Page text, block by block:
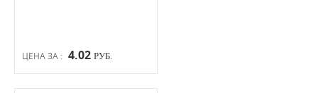
ЦЕНА ЗА : 4.02 РУБ.